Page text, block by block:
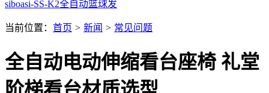
siboasi-SS-K2全自动篮球发
当前位置： 首页 > 新闻 > 常见问题
全自动电动伸缩看台座椅 礼堂